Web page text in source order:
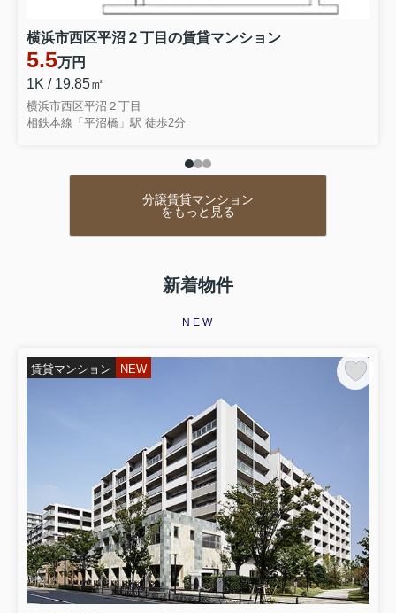
横浜市西区平沼２丁目の賃貸マンション
5.5万円
1K / 19.85㎡
横浜市西区平沼２丁目
相鉄本線「平沼橋」駅 徒歩2分
分譲賃貸マンション
をもっと見る
新着物件
NEW
賃貸マンション NEW